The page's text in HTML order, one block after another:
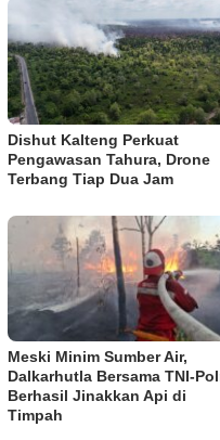
Dishut Kalteng Perkuat
Pengawasan Tahura, Drone
Terbang Tiap Dua Jam
Meski Minim Sumber Air,
Dalkarhutla Bersama TNI-
Berhasil Jinakkan Api di
Timpah